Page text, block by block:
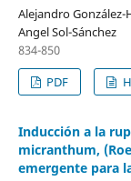
Alejandro
Angel Sol-Sánchez
834-850
PDF
Inducción a la
micranthum,
emergente para